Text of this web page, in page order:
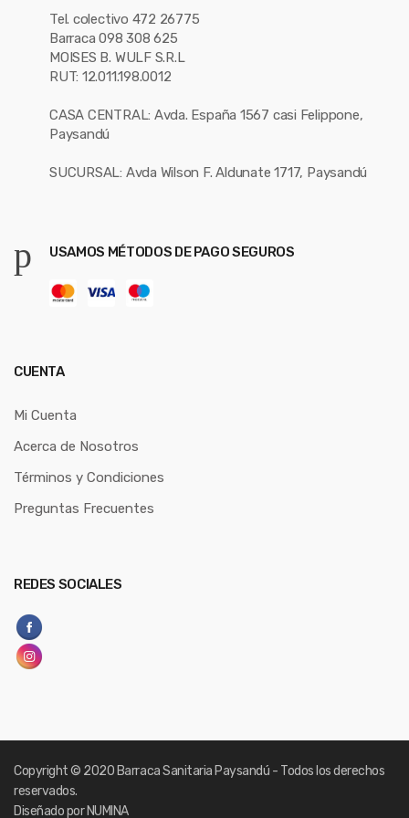
Tel. colectivo 472 26775
Barraca 098 308 625
MOISES B. WULF S.R.L
RUT: 12.011.198.0012
CASA CENTRAL: Avda. España 1567 casi Felippone,
Paysandú
SUCURSAL: Avda Wilson F. Aldunate 1717, Paysandú
USAMOS MÉTODOS DE PAGO SEGUROS
CUENTA
Mi Cuenta
Acerca de Nosotros
Términos y Condiciones
Preguntas Frecuentes
REDES SOCIALES
Copyright© 2020 Barraca Sanitaria Paysandú - Todos los derechos
reservados.
Diseñado por NUMINA